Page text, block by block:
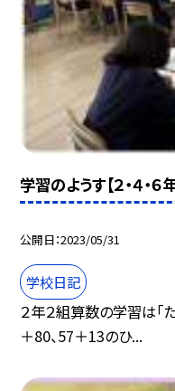
学習のようす【２・４・６
公開日 2023/05/31
学校日記
２年２組算数の学習は「
＋80、57＋13のひ...